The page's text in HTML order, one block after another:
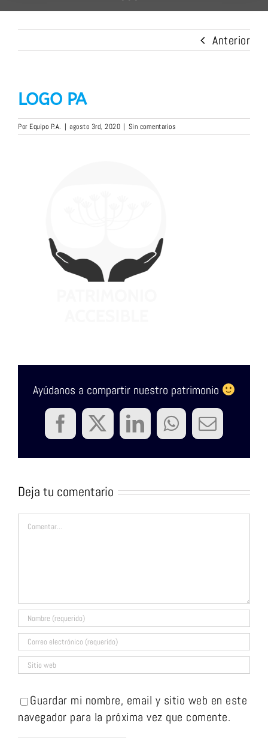
Anterior
LOGO PA
Por Equipo P.A. | agosto 3rd, 2020 | Sin comentarios
Ayúdanos a compartir nuestro patrimonio
Facebook
TwitterLinkedInWhatsApp
Correo
Deja tu comentario
Comentar
Guardar mi nombre, email y sitio web en este
navegador para la próxima vez que comente.